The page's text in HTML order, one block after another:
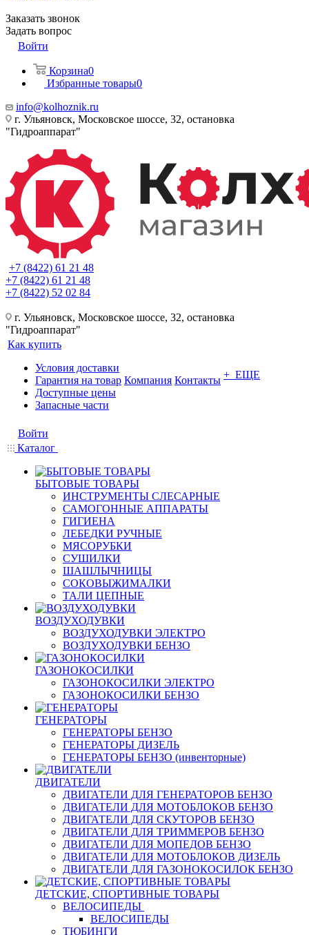
Заказать звонок
Задать вопрос
Войти
Корзина0
Избранные товары0
info@kolhoznik.ru
г. Ульяновск, Московское шоссе, 32, остановка
"Гидроаппарат"
+7 (8422) 61 21 48
+7 (8422) 61 21 48
+7 (8422) 52 02 84
г. Ульяновск, Московское шоссе, 32, остановка
"Гидроаппарат"
Как купить
Условия доставки
Гарантия на товар
Доступные цены
Запасные части
Компания Контакты + ЕЩЕ
Войти
Каталог
БЫТОВЫЕ ТОВАРЫ
ИНСТРУМЕНТЫ СЛЕСАРНЫЕ
САМОГОННЫЕ АППАРАТЫ
ГИГИЕНА
ЛЕБЕДКИ РУЧНЫЕ
МЯСОРУБКИ
СУШИЛКИ
ШАШЛЫЧНИЦЫ
СОКОВЫЖИМАЛКИ
ТАЛИ ЦЕПНЫЕ
ВОЗДУХОДУВКИ
ВОЗДУХОДУВКИ ЭЛЕКТРО
ВОЗДУХОДУВКИ БЕНЗО
ГАЗОНОКОСИЛКИ
ГАЗОНОКОСИЛКИ ЭЛЕКТРО
ГАЗОНОКОСИЛКИ БЕНЗО
ГЕНЕРАТОРЫ
ГЕНЕРАТОРЫ БЕНЗО
ГЕНЕРАТОРЫ ДИЗЕЛЬ
ГЕНЕРАТОРЫ БЕНЗО (инвенторные)
ДВИГАТЕЛИ
ДВИГАТЕЛИ ДЛЯ ГЕНЕРАТОРОВ БЕНЗО
ДВИГАТЕЛИ ДЛЯ МОТОБЛОКОВ БЕНЗО
ДВИГАТЕЛИ ДЛЯ СКУТОРОВ БЕНЗО
ДВИГАТЕЛИ ДЛЯ ТРИММЕРОВ БЕНЗО
ДВИГАТЕЛИ ДЛЯ МОПЕДОВ БЕНЗО
ДВИГАТЕЛИ ДЛЯ МОТОБЛОКОВ ДИЗЕЛЬ
ДВИГАТЕЛИ ДЛЯ ГАЗОНОКОСИЛОК БЕНЗО
ДЕТСКИЕ, СПОРТИВНЫЕ ТОВАРЫ
ВЕЛОСИПЕДЫ
ВЕЛОСИПЕДЫ
ТЮБИНГИ